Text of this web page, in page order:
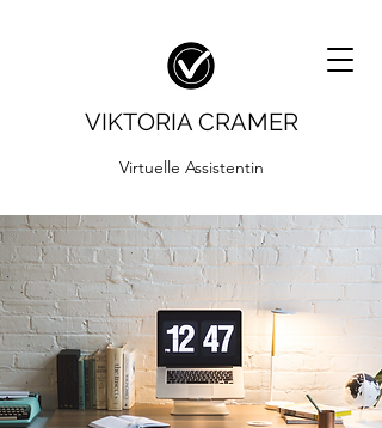
VIKTORIA CRAMER
Virtuelle Assistentin